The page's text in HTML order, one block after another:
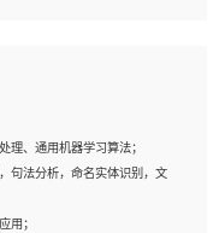
数据库应用开发其中一种；
优秀，熟悉编码规范和具备
理、通用机器学习算法；
句法分析，命名实体识别，文
用；